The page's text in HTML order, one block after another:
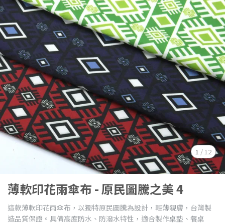
1 / 12
薄軟印花雨傘布 - 原民圖騰之美 4
這款薄軟印花雨傘布，以獨特原民圖騰為設計，輕薄親膚，台灣製
造品質保證。具備高度防水、防潑水特性，適合製作桌墊、餐桌